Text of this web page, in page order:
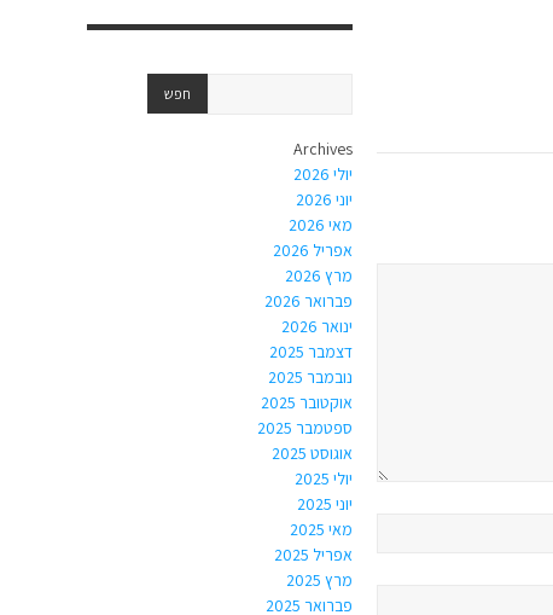
Archives
יולי 2026
יוני 2026
מאי 2026
אפריל 2026
מרץ 2026
פברואר 2026
ינואר 2026
דצמבר 2025
נובמבר 2025
אוקטובר 2025
ספטמבר 2025
אוגוסט 2025
יולי 2025
יוני 2025
מאי 2025
אפריל 2025
מרץ 2025
פברואר 2025